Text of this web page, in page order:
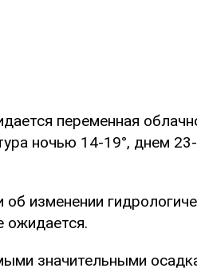
переменная
ночью 14-19°, днем
изменении
ожидается.
значительными